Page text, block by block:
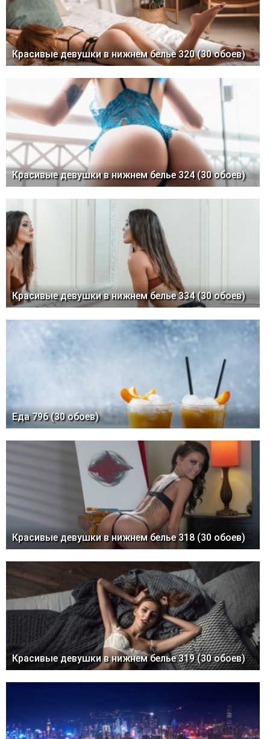
Красивые девушки в нижнем белье 320 (30 обоев)
Красивые девушки в нижнем белье 324 (30 обоев)
Красивые девушки в нижнем белье 334 (30 обоев)
Еда 796 (30 обоев)
Красивые девушки в нижнем белье 318 (30 обоев)
Красивые девушки в нижнем белье 319 (30 обоев)